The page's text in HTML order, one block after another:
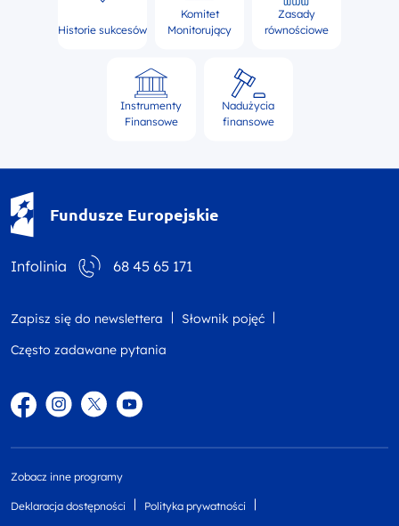
Historie sukcesów
Komitet
Monitorujący
Zasady
równościowe
Instrumenty
Finansowe
Nadużycia
finansowe
Fundusze Europejskie
Infolinia 68 45 65 171
Zapisz się do newslettera
Słownik pojęć
Często zadawane pytania
FacebookInstagram
TwitterYouTube
Zobacz inne programy
Deklaracja dostępności Polityka prywatności